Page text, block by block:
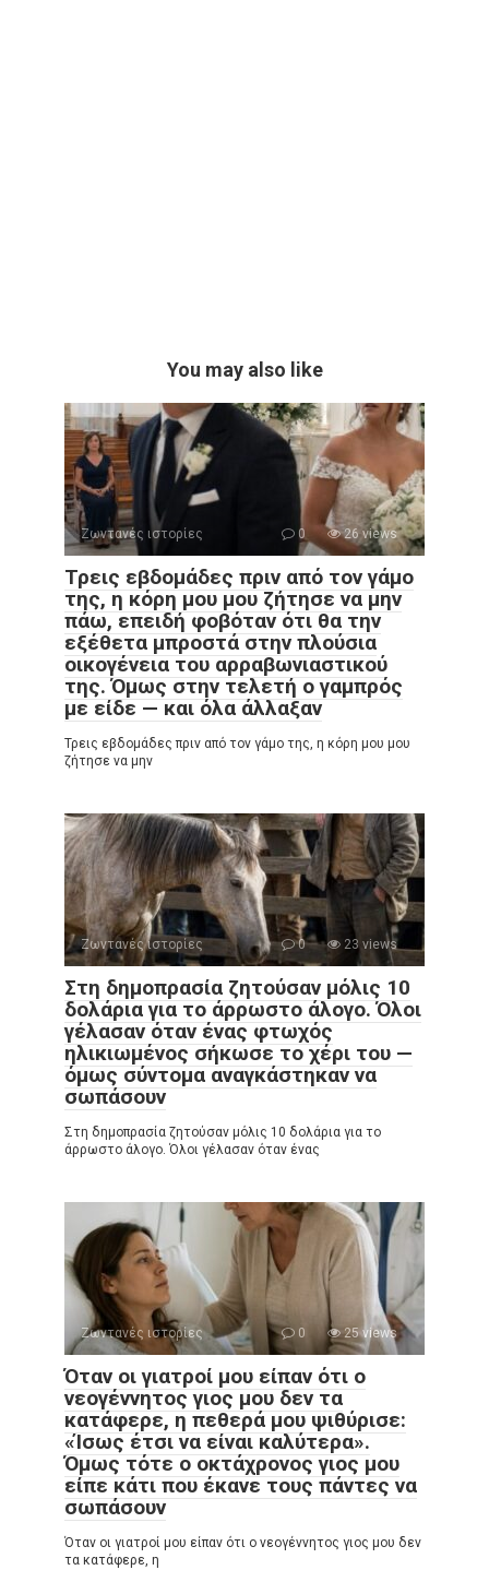
You may also like
Ζωντανές ιστορίες 0 26 views
Τρεις εβδομάδες πριν από τον γάμο
της, η κόρη μου μου ζήτησε να μην
πάω, επειδή φοβόταν ότι θα την
εξέθετα μπροστά στην πλούσια
οικογένεια του αρραβωνιαστικού
της. Όμως στην τελετή ο γαμπρός
με είδε — και όλα άλλαξαν
Τρεις εβδομάδες πριν από τον γάμο της, η κόρη μου μου
ζήτησε να μην
Ζωντανές ιστορίες 0 23 views
Στη δημοπρασία ζητούσαν μόλις 10
δολάρια για το άρρωστο άλογο. Όλοι
γέλασαν όταν ένας φτωχός
ηλικιωμένος σήκωσε το χέρι του —
όμως σύντομα αναγκάστηκαν να
σωπάσουν
Στη δημοπρασία ζητούσαν μόλις 10 δολάρια για το
άρρωστο άλογο. Όλοι γέλασαν όταν ένας
Ζωντανές ιστορίες 0 25 views
Όταν οι γιατροί μου είπαν ότι ο
νεογέννητος γιος μου δεν τα
κατάφερε, η πεθερά μου ψιθύρισε:
«Ίσως έτσι να είναι καλύτερα».
Όμως τότε ο οκτάχρονος γιος μου
είπε κάτι που έκανε τους πάντες να
σωπάσουν
Όταν οι γιατροί μου είπαν ότι ο νεογέννητος γιος μου δεν
τα κατάφερε, η